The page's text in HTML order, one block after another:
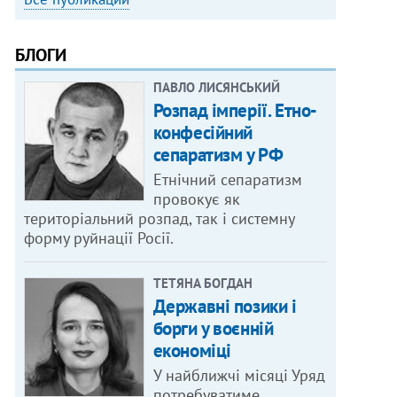
БЛОГИ
ПАВЛО ЛИСЯНСЬКИЙ
Розпад імперії. Етно-
конфесійний
сепаратизм у РФ
Етнічний сепаратизм
провокує як
територіальний розпад, так і системну
форму руйнації Росії.
ТЕТЯНА БОГДАН
Державні позики і
борги у воєнній
економіці
У найближчі місяці Уряд